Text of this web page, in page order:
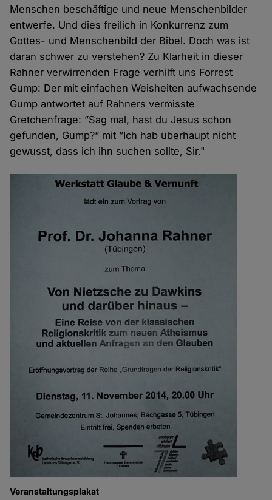
Menschen beschäftige und neue Menschenbilder
entwerfe. Und dies freilich in Konkurrenz zum
Gottes- und Menschenbild der Bibel. Doch was ist
daran schwer zu verstehen? Zu Klarheit in dieser
Rahner verwirrenden Frage verhilft uns Forrest
Gump: Der mit einfachen Weisheiten aufwachsende
Gump antwortet auf Rahners vermisste
Gretchenfrage: ”Sag mal, hast du Jesus schon
gefunden, Gump?“ mit ”Ich hab überhaupt nicht
gewusst, dass ich ihn suchen sollte, Sir."
Veranstaltungsplakat